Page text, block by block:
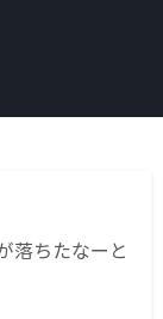
落ちたなーと